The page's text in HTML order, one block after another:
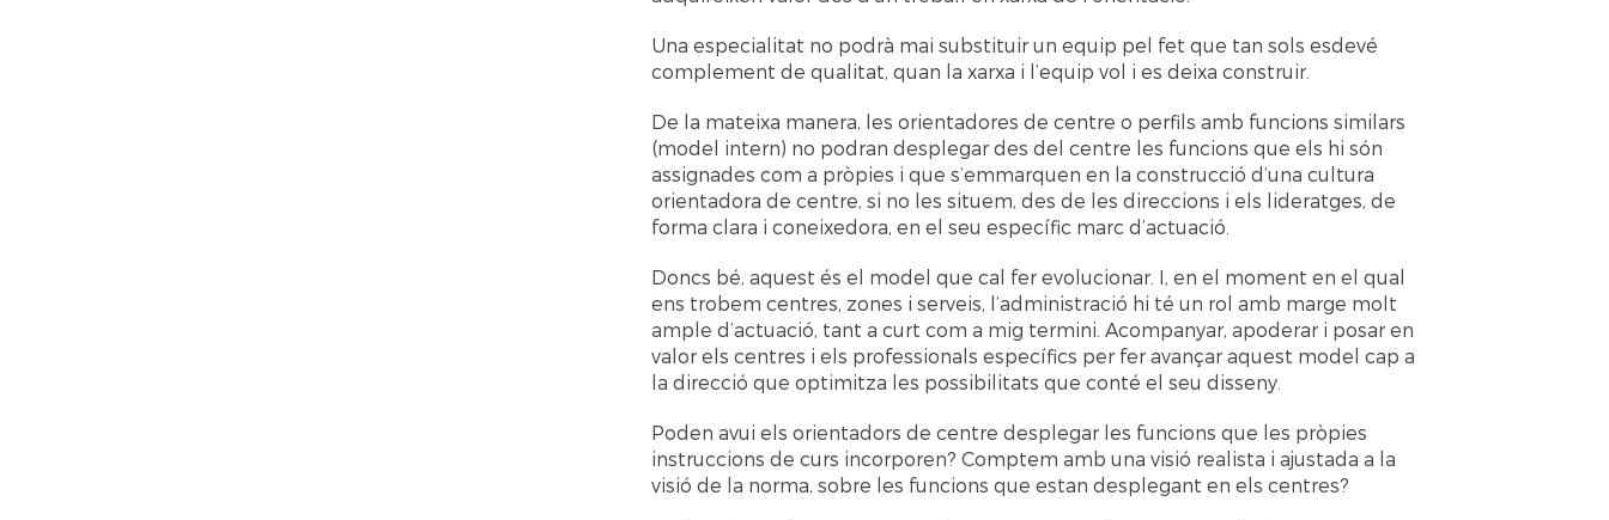
Una especialitat no podrà mai substituir un equip pel fet que tan sols esdevé
complement de qualitat, quan la xarxa i l’equip vol i es deixa construir.
De la mateixa manera, les orientadores de centre o perfils amb funcions similars
(model intern) no podran desplegar des del centre les funcions que els hi són
assignades com a pròpies i que s’emmarquen en la construcció d’una cultura
orientadora de centre, si no les situem, des de les direccions i els lideratges, de
forma clara i coneixedora, en el seu específic marc d’actuació.
Doncs bé, aquest és el model que cal fer evolucionar. I, en el moment en el qual
ens trobem centres, zones i serveis, l’administració hi té un rol amb marge molt
ample d’actuació, tant a curt com a mig termini. Acompanyar, apoderar i posar en
valor els centres i els professionals específics per fer avançar aquest model cap a
la direcció que optimitza les possibilitats que conté el seu disseny.
Poden avui els orientadors de centre desplegar les funcions que les pròpies
instruccions de curs incorporen? Comptem amb una visió realista i ajustada a la
visió de la norma, sobre les funcions que estan desplegant en els centres?